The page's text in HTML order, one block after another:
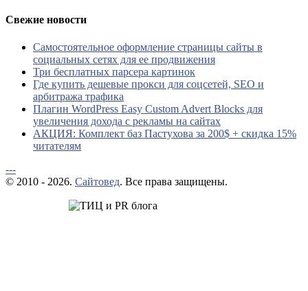
Свежие новости
Самостоятельное оформление страницы сайты в
социальных сетях для ее продвижения
Три бесплатных парсера картинок
Где купить дешевые прокси для соцсетей, SEO и
арбитража трафика
Плагин WordPress Easy Custom Advert Blocks для
увеличения дохода с рекламы на сайтах
АКЦИЯ: Комплект баз Пастухова за 200$ + скидка 15%
читателям
---
© 2010 - 2026. Сайтовед. Все права защищены.